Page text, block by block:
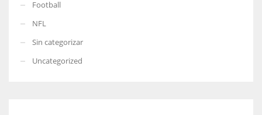
Football
NFL
Sin categorizar
Uncategorized